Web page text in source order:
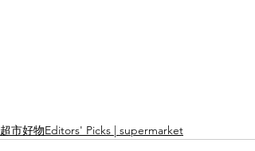
超市好物Editors' Picks | supermarket